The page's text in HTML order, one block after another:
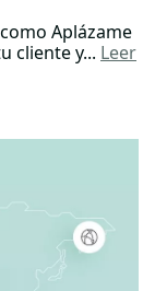
Aplázame
cliente y... Leer